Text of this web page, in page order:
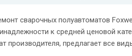
сварочных полуавтоматов
к средней ценовой
предлагает все